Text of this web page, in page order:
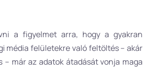
a figyelmet arra, hogy a gyakran
média felületekre való feltöltés – akár
– már az adatok átadását vonja maga